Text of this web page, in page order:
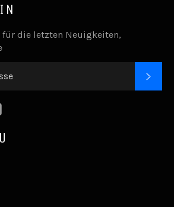
für die letzten Neuigkeiten,